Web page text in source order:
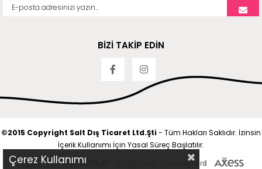
BİZİ TAKİP EDİN
©2015 Copyright Salt Dış Ticaret Ltd.Şti- Tüm Hakları Saklıdır. İzinsin
İçerik Kullanımı İçin Yasal Süreç Başlatılır.
Çerez Kullanımı